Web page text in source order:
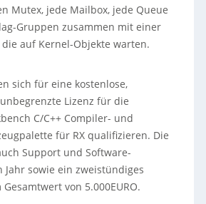
Mutex, jede Mailbox, jede Queue
Gruppen zusammen mit einer
die auf Kernel-Objekte warten.
sich für eine kostenlose,
Lizenz für die
C/C++ Compiler- und
für RX qualifizieren. Die
Support und Software-
Jahr sowie ein zweistündiges
von 5.000EURO.